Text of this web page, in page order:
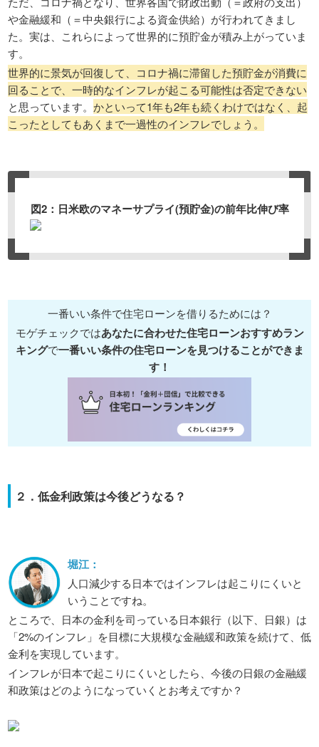
や金融緩和（＝中央銀行による資金供給）が行われてきまし
た。実は、これらによって世界的に預貯金が積み上がっていま
す。
世界的に景気が回復して、コロナ禍に滞留した預貯金が消費に
回ることで、一時的なインフレが起こる可能性は否定できない
と思っています。 かといって1年も2年も続くわけではなく、起
こったとしてもあくまで一過性のインフレでしょう。
図2：日米欧のマネーサプライ(預貯金)の前年比伸び率
一番いい条件で住宅ローンを借りるためには？
モゲチェックではあなたに合わせた住宅ローンおすすめラン
キングで一番いい条件の住宅ローンを見つけることができま
す！
２．低金利政策は今後どうなる？
堀江：
人口減少する日本ではインフレは起こりにくいと
いうことですね。
ところで、日本の金利を司っている日本銀行（以下、日銀）は
「2%のインフレ」を目標に大規模な金融緩和政策を続けて、低
金利を実現しています。
インフレが日本で起こりにくいとしたら、今後の日銀の金融緩
和政策はどのようになっていくとお考えですか？